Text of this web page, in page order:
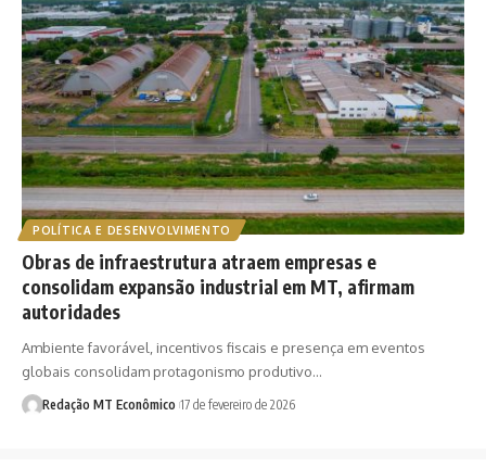
POLÍTICA E DESENVOLVIMENTO
Obras de infraestrutura atraem empresas e
consolidam expansão industrial em MT, afirmam
autoridades
Ambiente favorável, incentivos fiscais e presença em eventos
globais consolidam protagonismo produtivo…
Redação MT Econômico 17 de fevereiro de 2026